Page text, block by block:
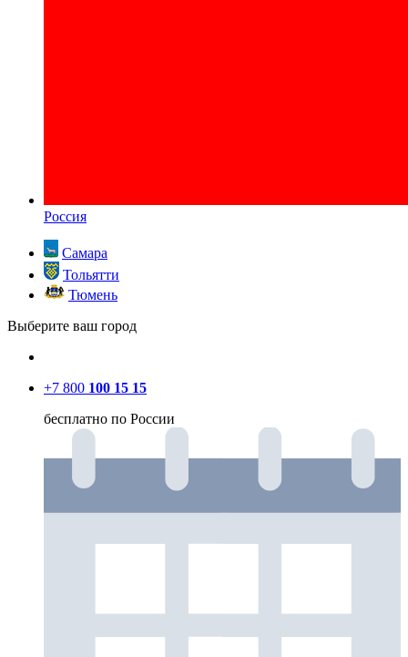
Россия
Самара
Тольятти
Тюмень
Выберите ваш город
+7 800 100 15 15
бесплатно по России